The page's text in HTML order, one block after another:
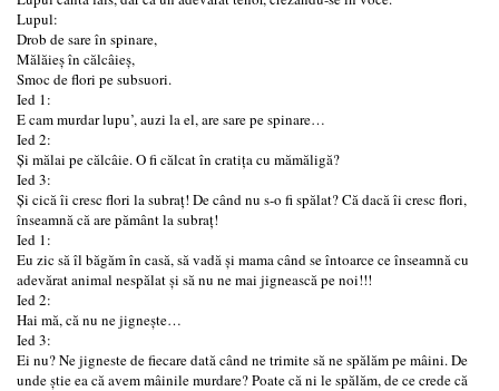
Lupul:
Drob de sare în spinare,
Mălăieș în călcâieș,
Smoc de flori pe subsuori.
Ied 1:
E cam murdar lupu’, auzi la el, are sare pe spinare…
Ied 2:
Și mălai pe călcâie. O fi călcat în cratița cu mămăligă?
Ied 3:
Și cică îi cresc flori la subraț! De când nu s-o fi spălat? Că dacă îi cresc flori,
înseamnă că are pământ la subraț!
Ied 1:
Eu zic să îl băgăm în casă, să vadă și mama când se întoarce ce înseamnă cu
adevărat animal nespălat și să nu ne mai jignească pe noi!!!
Ied 2:
Hai mă, că nu ne jignește…
Ied 3:
Ei nu? Ne jigneste de fiecare dată când ne trimite să ne spălăm pe mâini. De
unde știe ea că avem mâinile murdare? Poate că ni le spălăm, de ce crede că